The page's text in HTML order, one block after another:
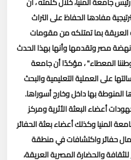
مفادها الحفاظ على التراث
العريقة بما تمتلكه من مقومات
مصر وتقدمها وأنها بهذا الحدث
المعطاء" ، مؤكدًا أن جامعة
على العملية التعليمية والبحث
المنوطة بها داخل وخارج أسوراها.
أعضاء البعثة الأثرية ومركز
المنيا وكذلك أعضاء بعثة الحفائر
حفائر واكتشافات في منطقة
والحضارة المصرية العريقة،